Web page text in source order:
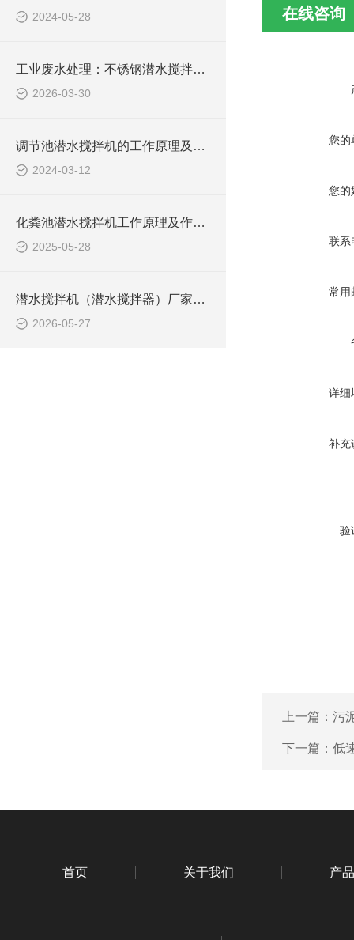
2024-05-28
工业废水处理：不锈钢潜水搅拌机如何防止污泥沉淀
2026-03-30
调节池潜水搅拌机的工作原理及潜水推进器CAD安装图、结构图
2024-03-12
化粪池潜水搅拌机工作原理及作用特点、安装图、CAD结构图
2025-05-28
潜水搅拌机（潜水搅拌器）厂家选型指南
2026-05-27
在线咨询
您的
您的
联系
常用
详细
补充
验
上一篇： 污
下一篇： 低
首页 关于我们 产